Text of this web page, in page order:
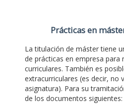
Prácticas en
La titulación de máster tiene
de prácticas en empresa para
curriculares. También es
extracurriculares (es decir, no
asignatura). Para su
de los documentos siguientes: